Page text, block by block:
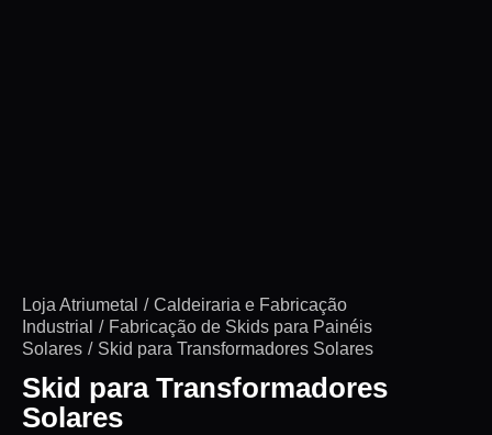
Loja Atriumetal
Caldeiraria e Fabricação
Industrial
Fabricação de Skids para Painéis
Solares
Skid para Transformadores Solares
Skid para Transformadores
Solares